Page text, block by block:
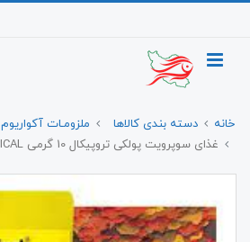
خانه دسته بندی کالاها ملزومـات آکواریوم
غذای سوپرویت پولکی تروپیکال 10 گرمی SUPERVIT TROPICAL